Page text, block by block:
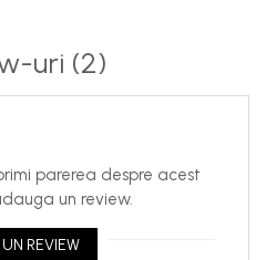
uri (2)
parerea despre acest
un review.
REVIEW